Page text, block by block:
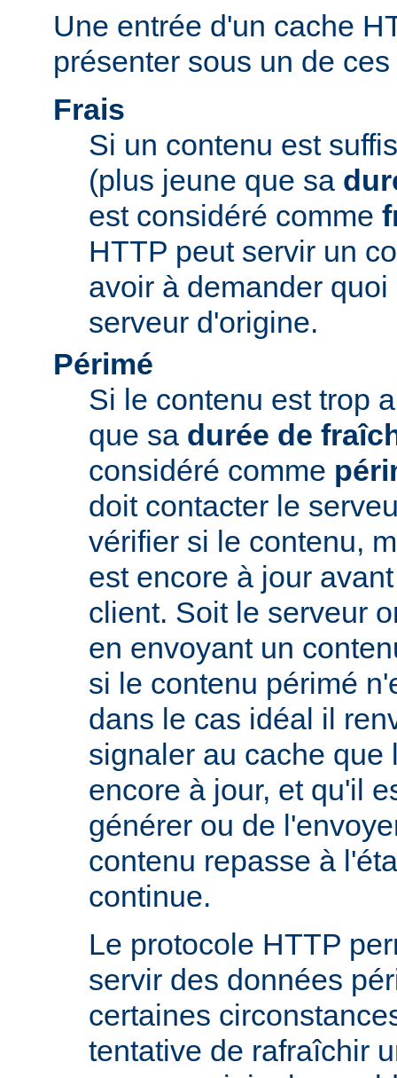
Une entrée d'un cache
présenter sous un de
Frais
Si un contenu est
(plus jeune que sa
est considéré comme
HTTP peut servir un
avoir à demander
serveur d'origine.
Périmé
Si le contenu est trop
que sa durée de
considéré comme
doit contacter le
vérifier si le contenu,
est encore à jour
client. Soit le serveur
en envoyant un
si le contenu périmé
dans le cas idéal il
signaler au cache que
encore à jour, et qu'il
générer ou de
contenu repasse à
continue.
Le protocole HTTP
servir des données
certaines
tentative de rafraîchir